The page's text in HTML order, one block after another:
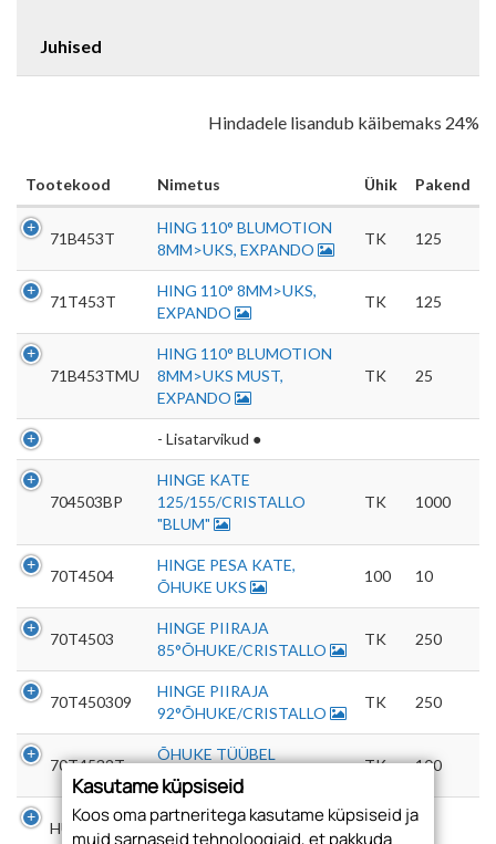
Juhised
Hindadele lisandub käibemaks 24%
Tootekood Nimetus Ühik Pakend
71B453T
HING 110° BLUMOTION
8MM>UKS, EXPANDO
TK 125
71T453T
HING 110° 8MM>UKS,
EXPANDO
TK 125
71B453TMU
HING 110° BLUMOTION
8MM>UKS MUST,
EXPANDO
TK 25
- Lisatarvikud ●
704503BP
HINGE KATE
125/155/CRISTALLO
"BLUM"
TK 1000
70T4504
HINGE PESA KATE,
ÕHUKE UKS
100 10
70T4503
HINGE PIIRAJA
85°ÕHUKE/CRISTALLO
TK 250
70T450309
HINGE PIIRAJA
92°ÕHUKE/CRISTALLO
TK 250
70T4532T
ÕHUKE TÜÜBEL
D10X6MM,EXPANDO
TK 100
HU4X8
ÕHUKSE TÜÜBLI KRUVI
4X8MM
100
Kasutame küpsiseid
Koos oma partneritega kasutame küpsiseid ja
muid sarnaseid tehnoloogiaid, et pakkuda